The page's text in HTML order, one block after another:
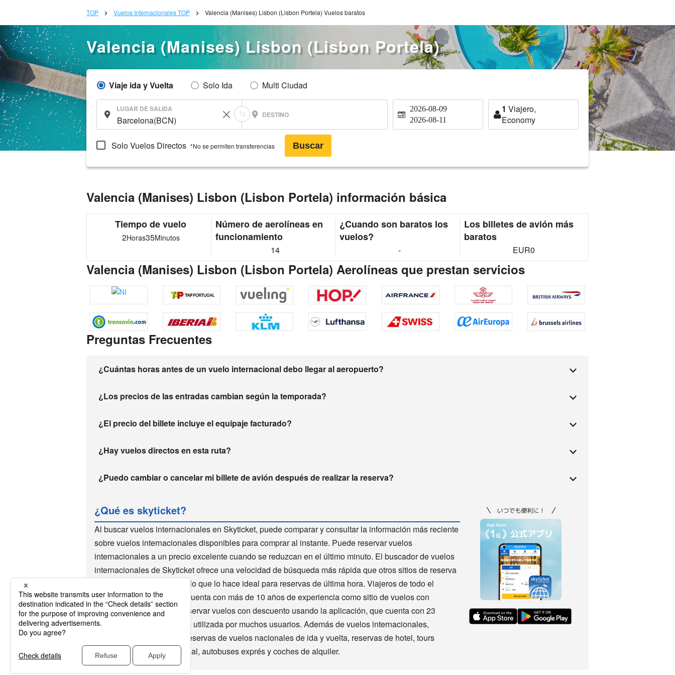
TOP Vuelos Internacionales TOP Valencia (Manises) Lisbon (Lisbon Portela) Vuelos baratos
Valencia (Manises) Lisbon (Lisbon Portela)
Viaje ida y Vuelta Solo Ida Multi Ciudad
LUGAR DE SALIDA
DESTINO
2026-08-09
2026-08-11
1 Viajero,
Economy
Solo Vuelos Directos *No se permiten transferencias Buscar
Valencia (Manises) Lisbon (Lisbon Portela) información básica
Tiempo de vuelo
2Horas35Minutos
Número de aerolíneas en
funcionamiento
14
¿Cuando son baratos los
vuelos?
-
Los billetes de avión más
baratos
EUR0
Valencia (Manises) Lisbon (Lisbon Portela) Aerolíneas que prestan servicios
Preguntas Frecuentes
¿Cuántas horas antes de un vuelo internacional debo llegar al aeropuerto?
¿Los precios de las entradas cambian según la temporada?
¿El precio del billete incluye el equipaje facturado?
¿Hay vuelos directos en esta ruta?
¿Puedo cambiar o cancelar mi billete de avión después de realizar la reserva?
¿Qué es skyticket?
Al buscar vuelos internacionales en Skyticket, puede comparar y consultar la información más reciente
sobre vuelos internacionales disponibles para comprar al instante. Puede reservar vuelos
internacionales a un precio excelente cuando se reduzcan en el último minuto. El buscador de vuelos
internacionales de Skyticket ofrece una velocidad de búsqueda más rápida que otros sitios de reserva
de vuelos internacionales, lo que lo hace ideal para reservas de última hora. Viajeros de todo el
mundo utilizan Skyticket. Cuenta con más de 10 años de experiencia como sitio de vuelos con
descuento. Es muy fácil reservar vuelos con descuento usando la aplicación, que cuenta con 23
millones de descargas y es utilizada por muchos usuarios. Además de vuelos internacionales,
Skyticket también acepta reservas de vuelos nacionales de ida y vuelta, reservas de hotel, tours
nacionales, wifi internacional, autobuses exprés y coches de alquiler.